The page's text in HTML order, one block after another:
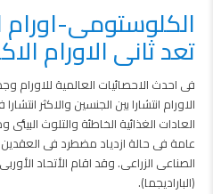
الكلوستومى-اورام
تعد ثانى الاورام
فى احدث الاحصائيات العالمية للاورام
الاورام انتشارا بين الجنسين والاكثر
العادات الغذائية الخاطئة والتلوث
عامة فى حالة ازدياد مضطرد فى العقدين
الصناعى الزراعى. وقد اقام الأتحاد
(الباراديجما).